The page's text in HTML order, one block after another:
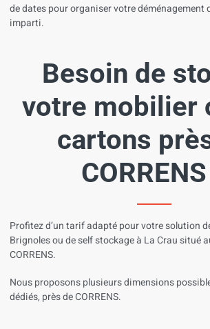
de dates pour organiser votre déménagement
imparti.
Besoin de
votre mobilier
cartons
Profitezd’untarifadaptépourvotresolution
Brignoles ou de self stockageà La Crausitué
CORRENS.
Nousproposonsplusieursdimensions
dédiés, prèsde CORRENS.